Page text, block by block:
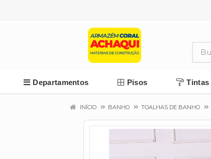
Departamentos Pisos Tintas
INÍCIO BANHO TOALHAS DE BANHO